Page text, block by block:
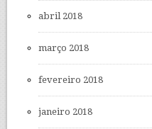
abril 2018
março 2018
fevereiro 2018
janeiro 2018